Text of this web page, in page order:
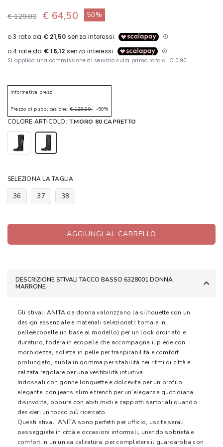
€ 129,00 € 64,50 50%
Informativa prezzi
Prezzo di pubblicazione: € 129,00-50%
COLORE ARTICOLO: T.MORO 80 CAPRETTO
SELEZIONA LA TAGLIA :
36 37 38
AGGIUNGI AL CARRELLO
DESCRIZIONE STIVALI TACCO BASSO 6328001 DONNA
MARRONE
Gli stivali ANITA da donna valorizzano la silhouette con un
design essenziale e materiali selezionati: tomaia in
pelle/ecopelle (in base al modello) per un look ordinato e
duraturo, fodera in ecopelle che accompagna il piede con
morbidezza, soletta in pelle per traspirabilità e comfort
prolungato, suola in gomma per stabilità nei ritmi di città e
calzata regolare per una vestibilità intuitiva.
Indossali con gonne longuette e dolcevita per un profilo
elegante, con jeans slim e trench per un’eleganza quotidiana
disinvolta, oppure con abiti midi e cappotti sartoriali quando
desideri un tocco più ricercato.
Questi stivali ANITA sono perfetti per ufficio, uscite serali,
passeggiate in città e occasioni informali, unendo sobrietà e
comfort in un’unica calzatura: per completare il guardaroba con